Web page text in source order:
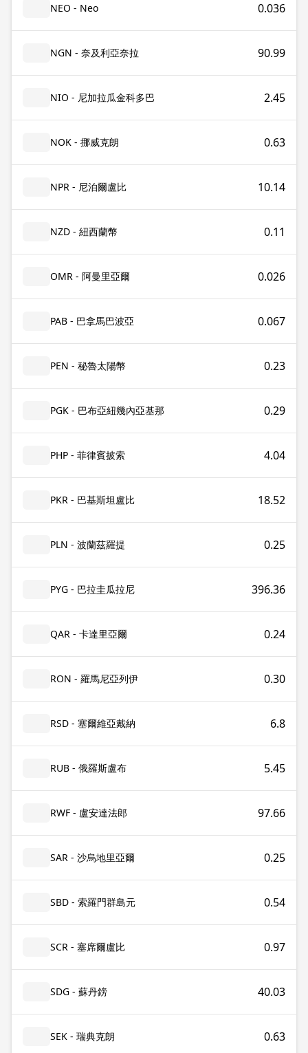
NEO - Neo 0.036
NGN - 奈及利亞奈拉 90.99
NIO - 尼加拉瓜金科多巴 2.45
NOK - 挪威克朗 0.63
NPR - 尼泊爾盧比 10.14
NZD - 紐西蘭幣 0.11
OMR - 阿曼里亞爾 0.026
PAB - 巴拿馬巴波亞 0.067
PEN - 秘魯太陽幣 0.23
PGK - 巴布亞紐幾內亞基那 0.29
PHP - 菲律賓披索 4.04
PKR - 巴基斯坦盧比 18.52
PLN - 波蘭茲羅提 0.25
PYG - 巴拉圭瓜拉尼 396.36
QAR - 卡達里亞爾 0.24
RON - 羅馬尼亞列伊 0.30
RSD - 塞爾維亞戴納 6.8
RUB - 俄羅斯盧布 5.45
RWF - 盧安達法郎 97.66
SAR - 沙烏地里亞爾 0.25
SBD - 索羅門群島元 0.54
SCR - 塞席爾盧比 0.97
SDG - 蘇丹鎊 40.03
SEK - 瑞典克朗 0.63